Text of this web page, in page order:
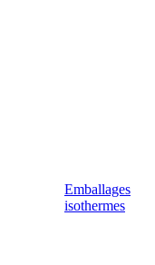
Emballages
isothermes